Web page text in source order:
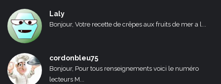
Laly
Bonjour, Votre recette de crêpes aux fruits de mer a l...
cordonbleu75
Bonjour, Pour tous renseignements voici le numéro
lecteurs M...